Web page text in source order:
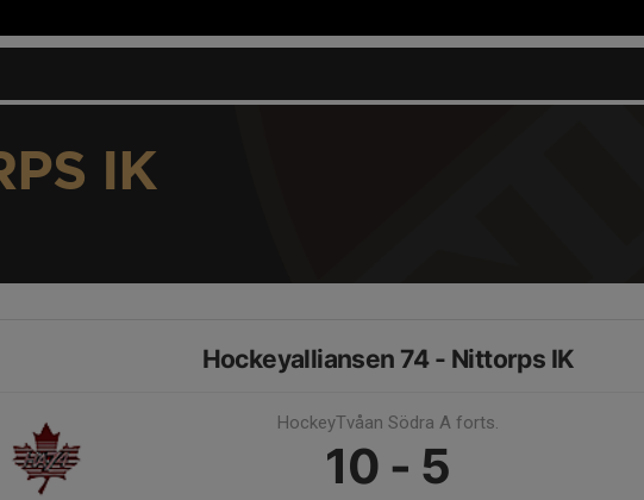
IK
Hockeyalliansen 74 - Nittorps IK
HockeyTvåan Södra A forts.
10 - 5